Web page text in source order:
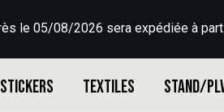
le 05/08/2026 sera expédiée à
Stickers Textiles Stand/